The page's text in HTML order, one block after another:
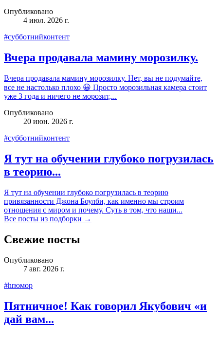
Опубликовано
4 июл. 2026 г.
#субботнийконтент
Вчера продавала мамину морозилку.
Вчера продавала мамину морозилку. Нет, вы не подумайте,
все не настолько плохо 😀 Просто морозильная камера стоит
уже 3 года и ничего не морозит,...
Опубликовано
20 июн. 2026 г.
#субботнийконтент
Я тут на обучении глубоко погрузилась
в теорию...
Я тут на обучении глубоко погрузилась в теорию
привязанности Джона Боулби, как именно мы строим
отношения с миром и почему. Суть в том, что наши...
Все посты из подборки →
Свежие посты
Опубликовано
7 авг. 2026 г.
#hrюмор
Пятничное! Как говорил Якубович «и
дай вам...